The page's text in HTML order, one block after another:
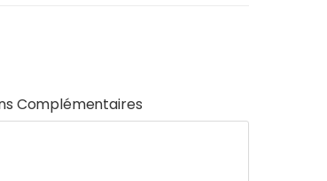
Complémentaires